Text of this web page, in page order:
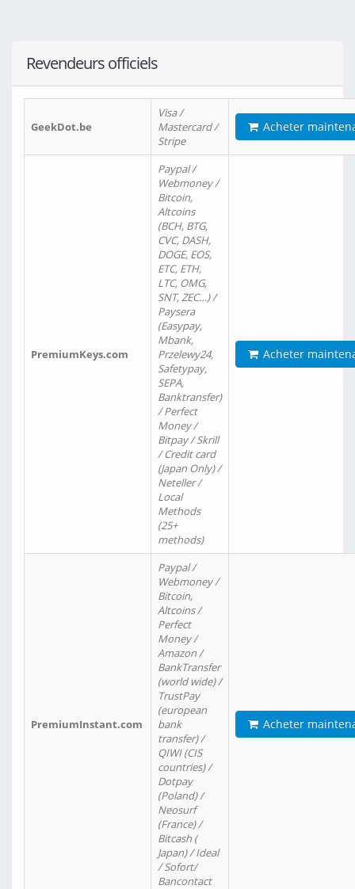
Revendeurs officiels
GeekDot.be
Visa /
Mastercard /
Stripe
Acheter
PremiumKeys.com
Paypal /
Webmoney /
Bitcoin,
Altcoins
(BCH, BTG,
CVC, DASH,
DOGE, EOS,
ETC, ETH,
LTC, OMG,
SNT, ZEC…) /
Paysera
(Easypay,
Mbank,
Przelewy24,
Safetypay,
SEPA,
Banktransfer)
/ Perfect
Money /
Bitpay / Skrill
/ Credit card
(Japan Only) /
Neteller /
Local
Methods
(25+
methods)
Acheter
PremiumInstant.com
Paypal /
Webmoney /
Bitcoin,
Altcoins /
Perfect
Money /
Amazon /
BankTransfer
(world wide) /
TrustPay
(european
bank
transfer) /
QIWI (CIS
countries) /
Dotpay
(Poland) /
Neosurf
(France) /
Bitcash (
Japan) / Ideal
/ Sofort/
Bancontact
Acheter